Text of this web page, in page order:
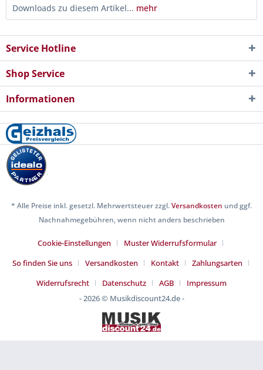
Downloads zu diesem Artikel... mehr
Service Hotline
Shop Service
Informationen
* Alle Preise inkl. gesetzl. Mehrwertsteuer zzgl.Versandkosten und ggf.
Nachnahmegebühren, wenn nicht anders beschrieben
Cookie-Einstellungen
Muster Widerrufsformular
So finden Sie uns
Versandkosten Kontakt
Zahlungsarten
Widerrufsrecht
Datenschutz AGB
Impressum
- 2026 © Musikdiscount24.de -